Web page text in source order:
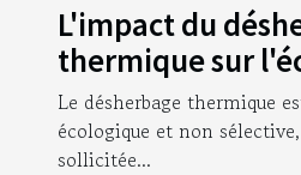
L'impact du
thermique sur
agricole
Le désherbage thermique
écologique et non
sollicitée...